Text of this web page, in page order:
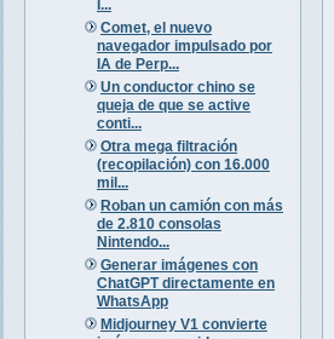
I...
Comet, el nuevo
navegador impulsado por
IA de Perp...
Un conductor chino se
queja de que se active
conti...
Otra mega filtración
(recopilación) con 16.000
mil...
Roban un camión con más
de 2.810 consolas
Nintendo...
Generar imágenes con
ChatGPT directamente en
WhatsApp
Midjourney V1 convierte